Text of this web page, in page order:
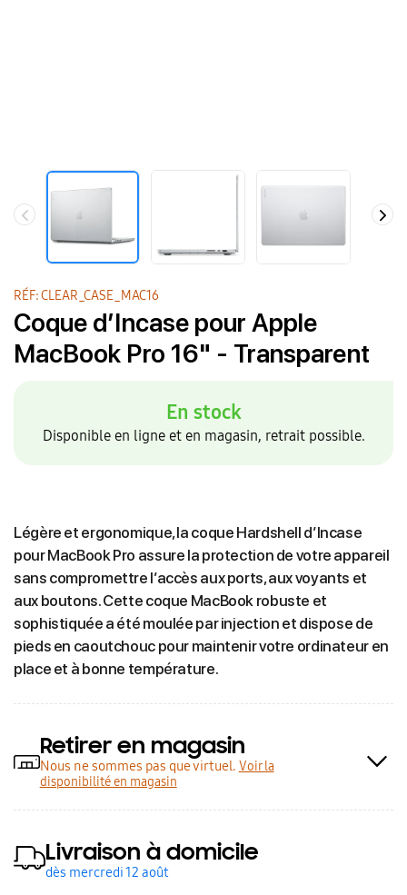
RÉF: CLEAR_CASE_MAC16
Coque d’Incase pour Apple
MacBook Pro 16" - Transparent
En stock
Disponible en ligne et en magasin, retrait possible.
Légère et ergonomique, la coque Hardshell d’Incase
pour MacBook Pro assure la protection de votre appareil
sans compromettre l’accès aux ports, aux voyants et
aux boutons. Cette coque MacBook robuste et
sophistiquée a été moulée par injection et dispose de
pieds en caoutchouc pour maintenir votre ordinateur en
place et à bonne température.
Retirer en magasin
Nous ne sommes pas que virtuel. Voir la
disponibilité en magasin
Livraison à domicile
dès mercredi 12 août